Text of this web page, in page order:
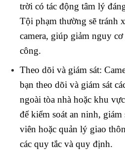
trời có tác động tâm lý
Tội phạm thường sẽ tránh
camera, giúp giảm nguy
công.
Theo dõi và giám sát:
bạn theo dõi và giám sát
ngoài tòa nhà hoặc khu
để kiểm soát an ninh, giám
viên hoặc quản lý giao
các quy tắc và quy định.